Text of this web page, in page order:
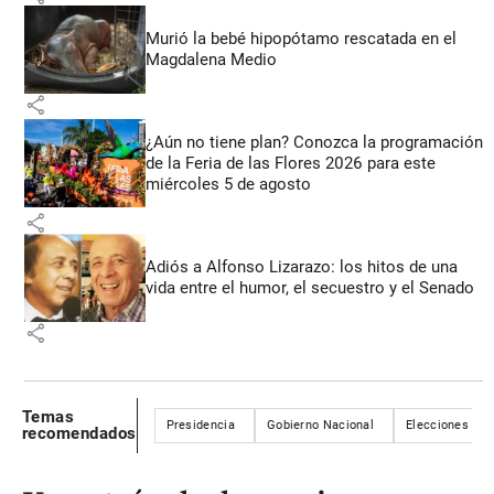
Murió la bebé hipopótamo rescatada en el
Magdalena Medio
share
¿Aún no tiene plan? Conozca la programación
de la Feria de las Flores 2026 para este
miércoles 5 de agosto
share
Adiós a Alfonso Lizarazo: los hitos de una
vida entre el humor, el secuestro y el Senado
share
Temas
recomendados
Presidencia Gobierno Nacional Elecciones